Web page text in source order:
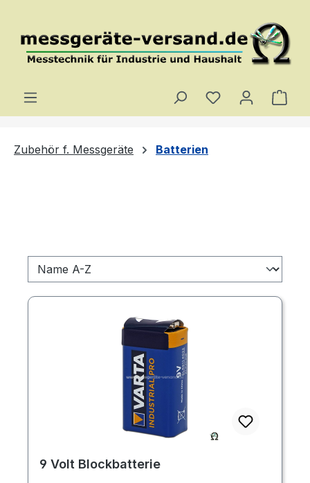
Du hast 0
Zubehör f. Messgeräte Batterien
9 Volt Blockbatterie